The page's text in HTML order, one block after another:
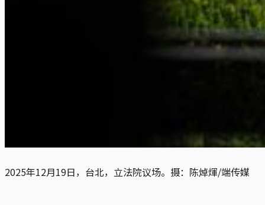
2025年12月19日，台北，立法院议场。摄：陈焯煇/端传媒